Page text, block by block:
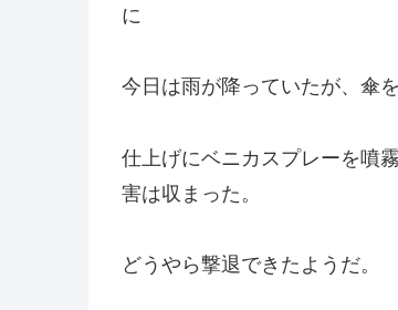
に
今日は雨が降っていたが、傘
仕上げにベニカスプレーを噴
害は収まった。
どうやら撃退できたようだ。